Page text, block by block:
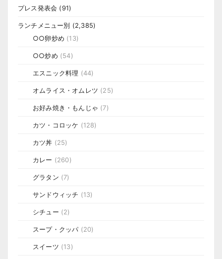
プレス発表会 (91)
ランチメニュー別 (2,385)
○○卵炒め (13)
○○炒め (54)
エスニック料理 (44)
オムライス・オムレツ (25)
お好み焼き・もんじゃ (7)
カツ・コロッケ (128)
カツ丼 (25)
カレー (260)
グラタン (7)
サンドウィッチ (13)
シチュー (2)
スープ・クッパ (20)
スイーツ (13)